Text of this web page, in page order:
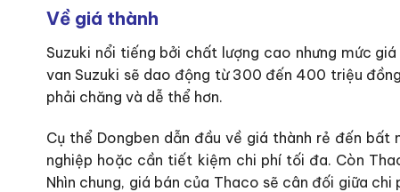
Về giá thành
Suzuki nổi tiếng bởi chất lượng cao nhưng mức
van Suzuki sẽ dao động từ 300 đến 400 triệu
phải chăng và dễ thể hơn.
Cụ thể Dongben dẫn đầu về giá thành rẻ đến
nghiệp hoặc cần tiết kiệm chi phí tối đa. Còn
Nhìn chung, giá bán của Thaco sẽ cân đối giữa